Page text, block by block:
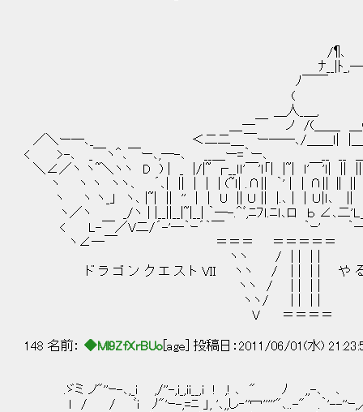
/¶､ ７￣
ﾅ__|ﾄ_,―一
ﾉ￣￣ |
( | ヽ
＿人_＿, (､又ヽ
＿―￣ ノ /(＿＿ ＿( 乂
／＼ー―､_ ＜二二＿￣ー――､/＿＿ｌ| |＿
< >-､ _￣ヽ＾､￣ー､,―-､ __＿ー=｀ー､ __
＼∠／ヽ ヽ~＼ヽヽ D ) | _ |/|~ ┌__ｌｌ'￣'ｌ「| |~| ｌ'￣'
ヽ ヽ ヽ ヽヽ､ ´､| || | | | (~ｌ| .∩|| ｀' | ｜∩|| ∥ ||
ヽ ヽ ヽ_」 ヽ､ |~| || '' | | U || Ｕ || |.､ | ｜Ｕ|ｌ､
ヽ／ヽ _/ヽ | |__||__|~|__| ｀―-.＾ﾞ,ﾆﾌｌ.ﾆｌ､ロ ｂ ∠､
< L-￣／V二/´-'―｀ｰ´｀￣ ｀ｰ' ｀―｀｀
ヽ∠―￣ ＝＝＝ ＝＝＝＝
ヽヽ / | | | |
ド ラ ゴ ン ク エ ス ト VII ヽヽ / | | | | や る夫 達
ヽヽ / | | | |
ヽヽ/ | | | | 第28話 ～本当
V ＝＝＝＝
148 名前： ◆Ml9ZfXrBUo [age] 投稿日：2011/06/01(水)
.ゞミ ノ"''ｰ-､,_i ,/''-,i_,ii__,i ! ,! ､ " ﾉ ,,-､
ｌ / / ﾞi ﾉ"'ｰ-,=ﾆ 」, '､,,し‐''冖'''''"､..-" .｀'--''ｰ